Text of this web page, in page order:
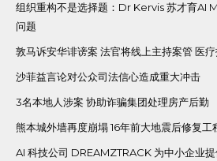
组织重构不是选择题：Dr Kervis 苏才育AI
问题
敦马诉安华诽谤案 法官将线上主持案管 医
沙菲益言论对公众司法信心造成重大冲击
3名本地人涉案 协助诈骗集团处理房产后勤
熊本城外墙再度崩塌 16年前大地震后修复工
AI 科技公司 DREAMZTRACK 为中小企业